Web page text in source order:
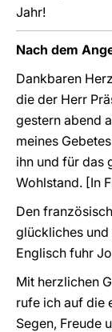
Jahr!
Nach dem
Dankbaren
die der Herr
gestern abend
meines
ihn und für das
Wohlstand. [In
Den
glückliches und
Englisch fuhr
Mit herzlichen
rufe ich auf die
Segen, Freude